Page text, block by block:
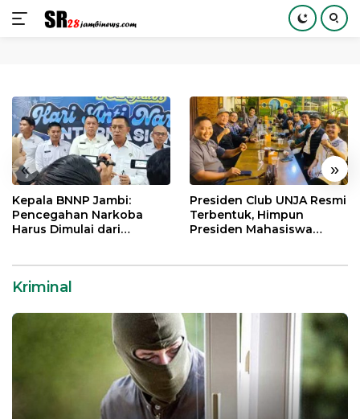
konten
« »
Kepala BNNP Jambi:
Pencegahan Narkoba
Harus Dimulai dari
Presiden Club UNJA Resmi
Terbentuk, Himpun
Presiden Mahasiswa
Kriminal